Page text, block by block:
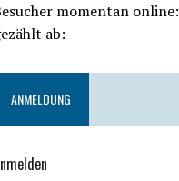
momentan online:
ab:
ANMELDUNG